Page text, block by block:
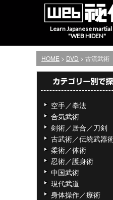
Learn Japanese
"WEB HIDEN"
HOME > DVD > 古流武
空手／拳法
合気武術
剣術／居合／刀剣
古武術／伝統武器
柔術／体術
忍術／護身術
中国武術
現代武道
身体操作／療術